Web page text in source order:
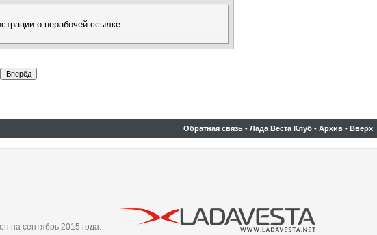
о нерабочей ссылке.
Обратная связь - Лада Веста Клуб - Архив - Вверх
на сентябрь 2015 года.